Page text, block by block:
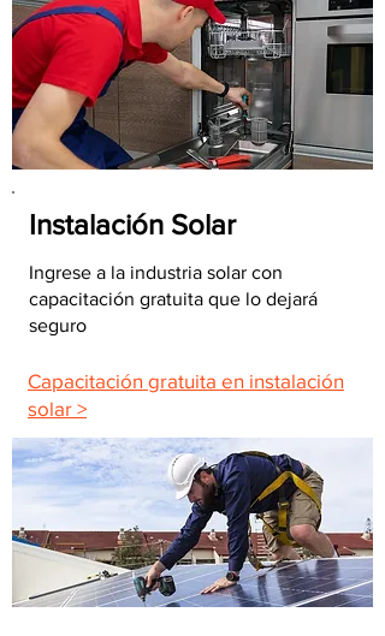
Instalación Solar
Ingrese a la industria solar con
capacitación gratuita que lo dejará
seguro
Capacitación gratuita en instalación
solar >